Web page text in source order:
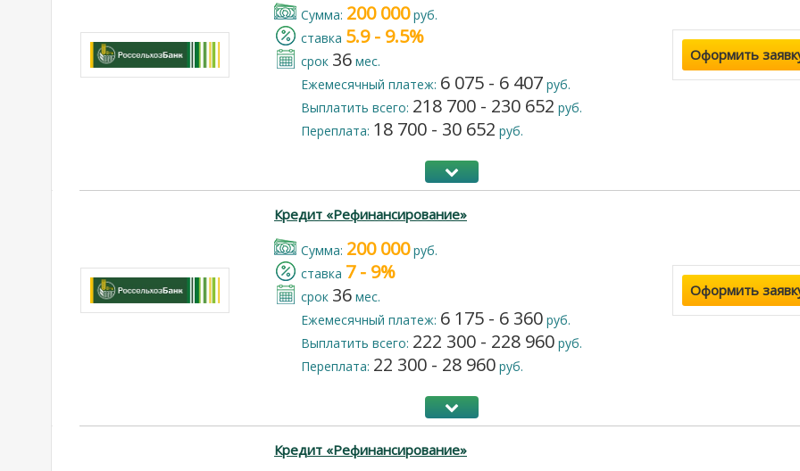
Cумма: 200 000руб.
cтавка 5.9 - 9.5%
срок 36 мес.
Ежемесячный платеж: 6 075 - 6 407 руб.
Выплатить всего: 218 700 - 230 652 руб.
Переплата: 18 700 - 30 652 руб.
Оформить
Кредит «Рефинансирование»
Cумма: 200 000руб.
cтавка 7 - 9%
срок 36 мес.
Ежемесячный платеж: 6 175 - 6 360 руб.
Выплатить всего: 222 300 - 228 960 руб.
Переплата: 22 300 - 28 960 руб.
Оформить
Кредит «Рефинансирование»